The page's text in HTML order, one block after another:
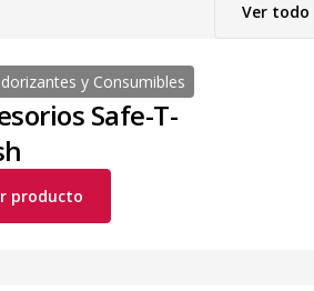
Ver todo
y Consumibles
Safe-T-
producto